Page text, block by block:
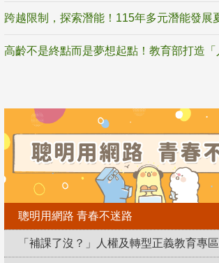
聰明用網路 青春不迷路
「補課了沒？」人權及轉型正義教育專區